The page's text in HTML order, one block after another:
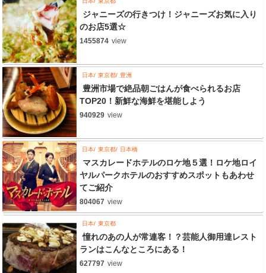
ジャニーズの行きつけ！ジャニーズお気に入り
のお店5選☆
1455874 view
日本 東京都 豊洲
豊洲市場で絶品朝ごはんが食べられるお店
TOP20！新鮮な海鮮を堪能しよう
940929 view
日本 東京都 日本橋
マスカレードホテルのロケ地５選！ロケ地ロイ
ヤルパークホテルのおすすめスポットもあわせ
てご紹介
804067 view
日本 東京都
憧れのあの人が常連客！？芸能人御用達レスト
ランはこんなところにある！
627797 view